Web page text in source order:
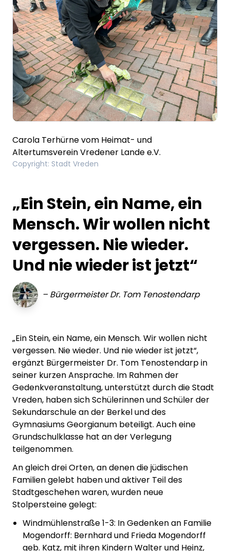
Carola Terhürne vom Heimat- und
Altertumsverein Vredener Lande e.V.
Copyright: Stadt Vreden
„Ein Stein, ein Name, ein
Mensch. Wir wollen nicht
vergessen. Nie wieder.
Und nie wieder ist jetzt“
– Bürgermeister Dr. Tom Tenostendarp
„Ein Stein, ein Name, ein Mensch. Wir wollen nicht
vergessen. Nie wieder. Und nie wieder ist jetzt“,
ergänzt Bürgermeister Dr. Tom Tenostendarp in
seiner kurzen Ansprache. Im Rahmen der
Gedenkveranstaltung, unterstützt durch die Stadt
Vreden, haben sich Schülerinnen und Schüler der
Sekundarschule an der Berkel und des
Gymnasiums Georgianum beteiligt. Auch eine
Grundschulklasse hat an der Verlegung
teilgenommen.
An gleich drei Orten, an denen die jüdischen
Familien gelebt haben und aktiver Teil des
Stadtgeschehen waren, wurden neue
Stolpersteine gelegt:
Windmühlenstraße 1-3: In Gedenken an Familie
Mogendorff: Bernhard und Frieda Mogendorff
geb. Katz, mit ihren Kindern Walter und Heinz,